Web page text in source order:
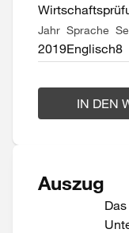
Jahr
2019
Sprache
Englisch8
IN DEN
Auszug